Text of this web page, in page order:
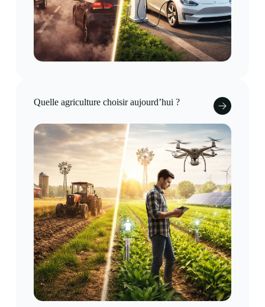
Quelle agriculture choisir aujourd’hui ?